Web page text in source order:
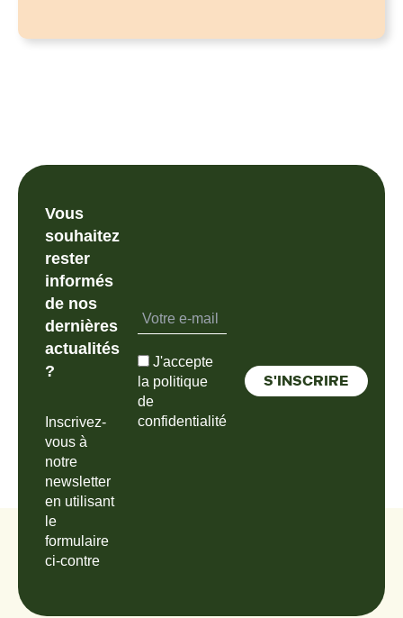
Vous
souhaitez
rester
informés
de nos
dernières
actualités
?
Inscrivez-
vous à
notre
newsletter
en utilisant
le
formulaire
ci-contre
J'accepte
la politique
de
confidentialité